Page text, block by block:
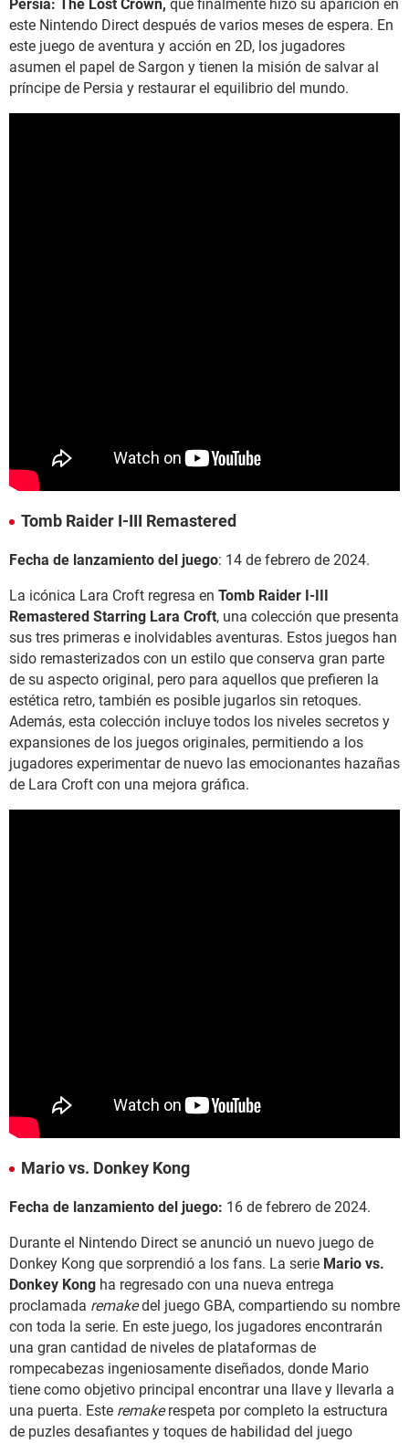
Persia: The Lost Crown, que finalmente hizo su aparición en
este Nintendo Direct después de varios meses de espera. En
este juego de aventura y acción en 2D, los jugadores
asumen el papel de Sargon y tienen la misión de salvar al
príncipe de Persia y restaurar el equilibrio del mundo.
Tomb Raider I-III Remastered
Fecha de lanzamiento del juego: 14 de febrero de 2024.
La icónica Lara Croft regresa en Tomb Raider I-III
Remastered Starring Lara Croft, una colección que presenta
sus tres primeras e inolvidables aventuras. Estos juegos han
sido remasterizados con un estilo que conserva gran parte
de su aspecto original, pero para aquellos que prefieren la
estética retro, también es posible jugarlos sin retoques.
Además, esta colección incluye todos los niveles secretos y
expansiones de los juegos originales, permitiendo a los
jugadores experimentar de nuevo las emocionantes hazañas
de Lara Croft con una mejora gráfica.
Mario vs. Donkey Kong
Fecha de lanzamiento del juego: 16 de febrero de 2024.
Durante el Nintendo Direct se anunció un nuevo juego de
Donkey Kong que sorprendió a los fans. La serie Mario vs.
Donkey Kong ha regresado con una nueva entrega
proclamada remakedel juego GBA, compartiendo su nombre
con toda la serie. En este juego, los jugadores encontrarán
una gran cantidad de niveles de plataformas de
rompecabezas ingeniosamente diseñados, donde Mario
tiene como objetivo principal encontrar una llave y llevarla a
una puerta. Este remakerespeta por completo la estructura
de puzles desafiantes y toques de habilidad del juego